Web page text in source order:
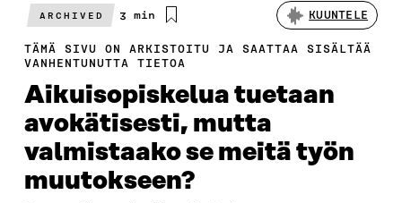
ARCHIVED
Arvioitu
3 min KUUNTELE
TÄMÄ SIVU ON ARKISTOITU JA SAATTAA SISÄLTÄÄ
VANHENTUNUTTA TIETOA
Aikuisopiskelua tuetaan
avokätisesti, mutta
valmistaako se meitä työn
muutokseen?